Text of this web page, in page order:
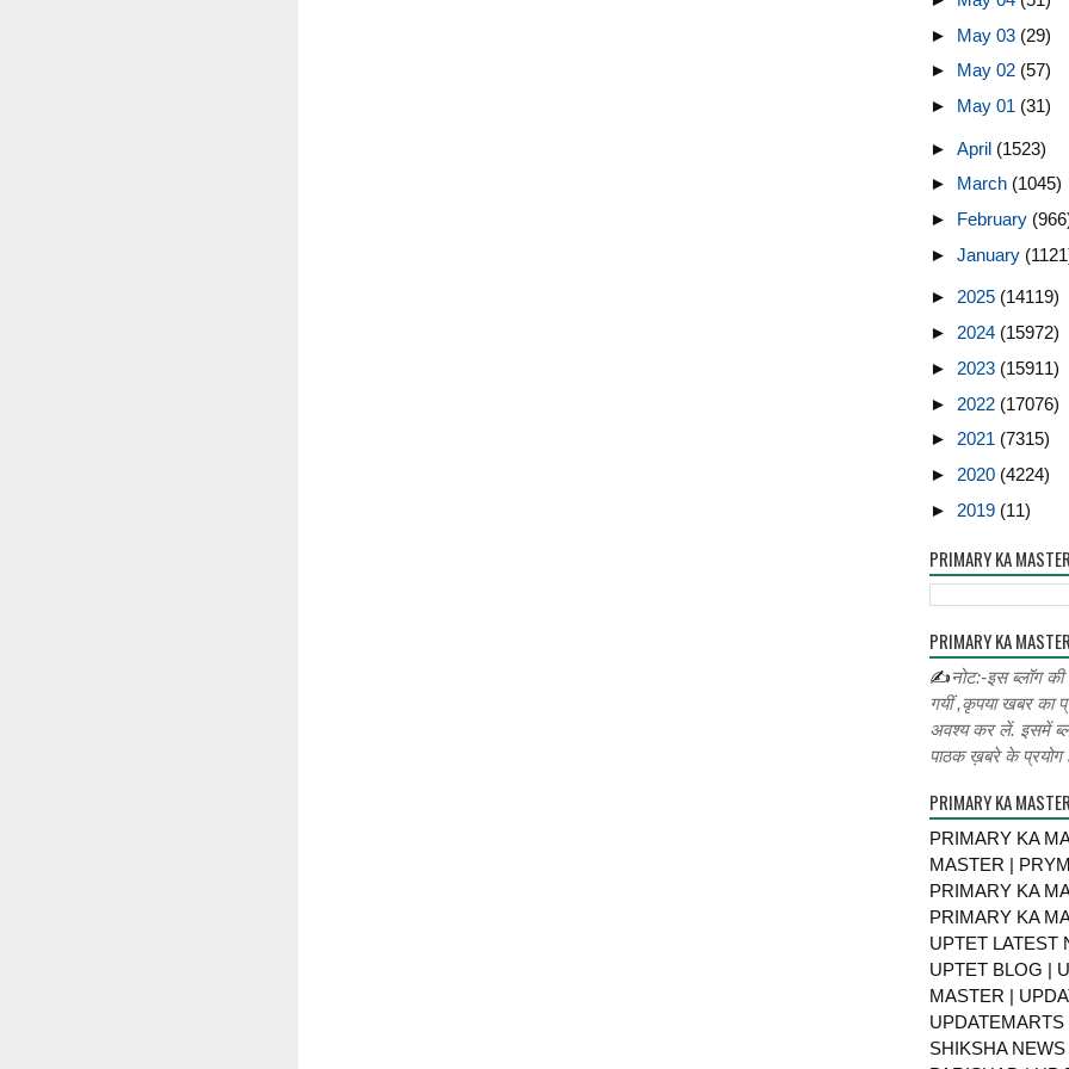
► May 03 (29)
► May 02 (57)
► May 01 (31)
► April (1523)
► March (1045)
► February
► January
► 2025 (14119)
► 2024 (15972)
► 2023 (15911)
► 2022 (17076)
► 2021 (7315)
► 2020 (4224)
► 2019 (11)
PRIMARY KA
PRIMARY KA
✍नोट:-इस ब्लॉग
गयीं ,कृपया खबर का
अवश्य कर लें. इसमें
पाठक ख़बरे के प्रयोग
PRIMARY KA
PRIMARY KA
MASTER |
PRIMARY KA
PRIMARY KA
UPTET LATEST
UPTET BLOG |
MASTER |
SHIKSHA